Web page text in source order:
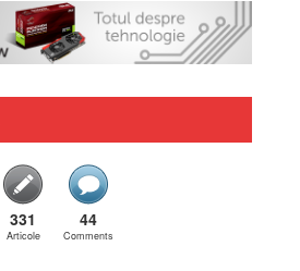
331
Articole
44
Comments